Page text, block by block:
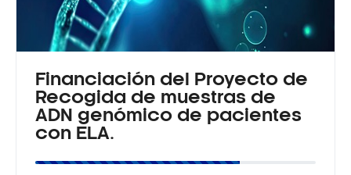
Financiación del Proyecto de
Recogida de muestras de
ADN genómico de pacientes
con ELA.